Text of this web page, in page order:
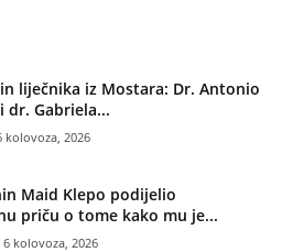
liječnika iz Mostara: Dr. Antonio
dr. Gabriela...
kolovoza, 2026
Maid Klepo podijelio
priču o tome kako mu je...
6 kolovoza, 2026